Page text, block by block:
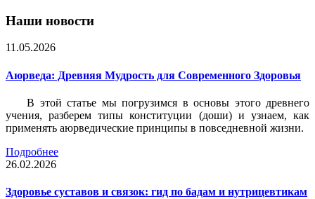
Наши новости
11.05.2026
Аюрведа: Древняя Мудрость для Современного Здоровья
В этой статье мы погрузимся в основы этого древнего
учения, разберем типы конституции (доши) и узнаем, как
применять аюрведические принципы в повседневной жизни.
Подробнее
26.02.2026
Здоровье суставов и связок: гид по бадам и нутрицевтикам